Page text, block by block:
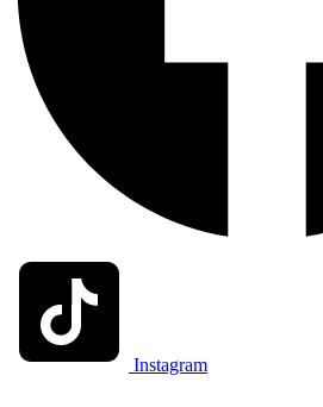
Instagram